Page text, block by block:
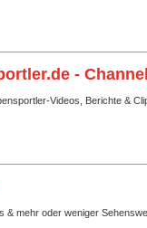
-
Videos, Berichte &
& mehr oder weniger